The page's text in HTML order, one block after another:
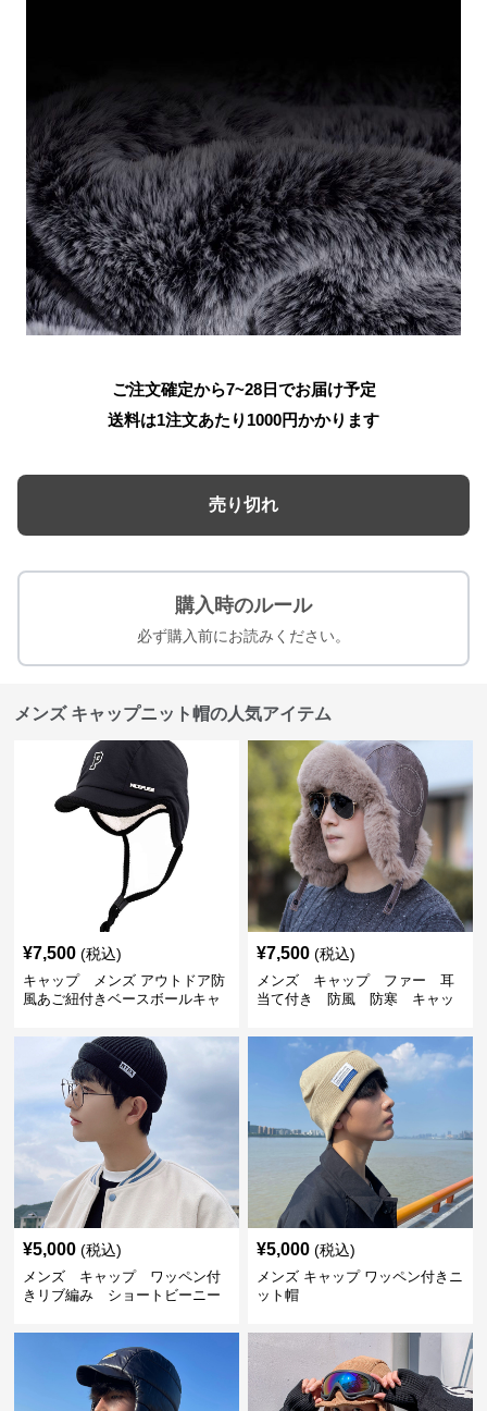
ご注文確定から7~28日でお届け予定
送料は1注文あたり 1000円かかります
売り切れ
購入時のルール
必ず購入前にお読みください。
メンズ キャップニット帽の人気アイテム
¥7,500 (税込)
キャップ メンズ アウトドア防
風あご紐付きベースボールキャ
¥7,500 (税込)
メンズ キャップ ファー 耳
当て付き 防風 防寒 キャッ
¥5,000 (税込)
メンズ キャップ ワッペン付
きリブ編み ショートビーニー
¥5,000 (税込)
メンズ キャップ ワッペン付きニ
ット帽